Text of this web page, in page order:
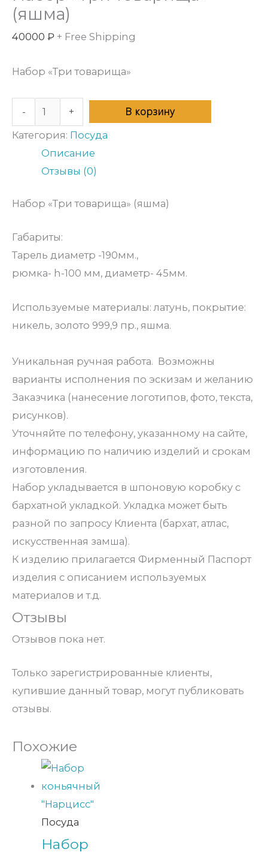
(яшма)
40000 ₽ + Free Shipping
Набор «Три товарища»
- + В корзину
Категория: Посуда
Описание
Отзывы (0)
Набор «Три товарища» (яшма)
Габариты:
Тарель диаметр -190мм.,
рюмка- h-100 мм, диаметр- 45мм.
Используемые материалы: латунь, покрытие:
никель, золото 999,9 пр., яшма.
Уникальная ручная работа. Возможны
варианты исполнения по эскизам и желанию
Заказчика (нанесение логотипов, фото, текста,
рисунков).
Уточняйте по телефону, указанному на сайте,
информацию по наличию изделий и срокам
изготовления.
Набор укладывается в шпоновую коробку с
бархатной укладкой. Укладка может быть
разной по запросу Клиента (бархат, атлас,
искусственная замша).
К изделию прилагается Фирменный Паспорт
изделия с описанием используемых
материалов и т.д.
Отзывы
Отзывов пока нет.
Только зарегистрированные клиенты,
купившие данный товар, могут публиковать
отзывы.
Похожие
Посуда
Набор